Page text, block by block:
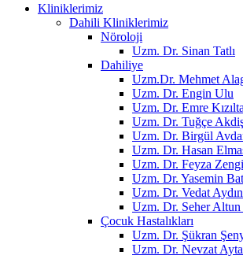
Kliniklerimiz
Dahili Kliniklerimiz
Nöroloji
Uzm. Dr. Sinan Tatlı
Dahiliye
Uzm.Dr. Mehmet
Uzm. Dr. Engin Ulu
Uzm. Dr. Emre
Uzm. Dr. Tuğçe
Uzm. Dr. Birgül
Uzm. Dr. Hasan
Uzm. Dr. Feyza
Uzm. Dr. Yasemin
Uzm. Dr. Vedat Aydın
Uzm. Dr. Seher Altun
Çocuk Hastalıkları
Uzm. Dr. Şükran
Uzm. Dr. Nevzat